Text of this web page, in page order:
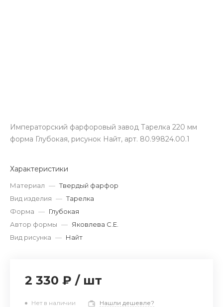
Императорский фарфоровый завод Тарелка 220 мм
форма Глубокая, рисунок Найт, арт. 80.99824.00.1
Характеристики
Материал — Твердый фарфор
Вид изделия — Тарелка
Форма — Глубокая
Автор формы — Яковлева С.Е.
Вид рисунка — Найт
2 330 ₽ / шт
Нет в наличии Нашли дешевле?